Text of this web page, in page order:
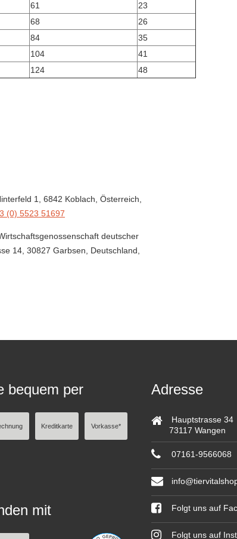
61
23
68
26
84
35
104
41
124 48
1 , 6842 Koblach,Österreich
(0) 5523 51697
deutscher
14, 30827 Garbsen, Deutschland
bequem per
Kreditkarte Vorkasse*
mit
Adresse
Hauptstrasse 34
73117 Wangen
07161-9566068
Folgt uns auf
Folgt uns auf